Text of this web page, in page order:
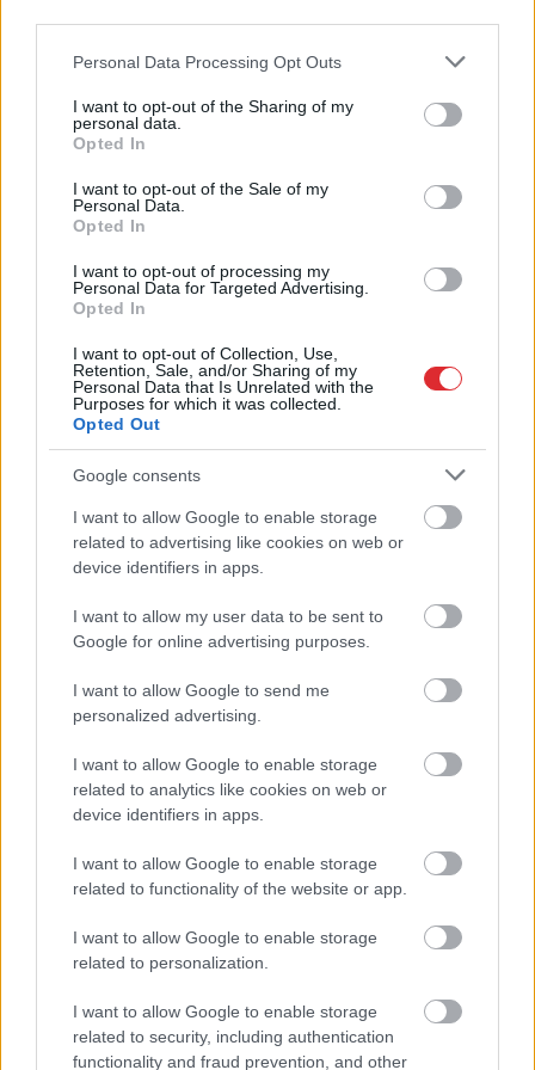
Please note that this website/app uses one or more Google
not limited to your visit or usage behaviour. You may click to
grant or deny consent to Google and its third-party tags to
use your data for below specified purposes in below Google
consent section.
Personal Data Processing Opt Outs
I want to opt-out of the Sharing of my
personal data.
Opted In
I want to opt-out of the Sale of my
Personal Data.
Opted In
I want to opt-out of processing my
Personal Data for Targeted Advertising.
Opted In
I want to opt-out of Collection, Use,
Retention, Sale, and/or Sharing of my
Personal Data that Is Unrelated with the
Purposes for which it was collected.
Opted Out
Google consents
I want to allow Google to enable storage
related to advertising like cookies on web or
device identifiers in apps.
I want to allow my user data to be sent to
Google for online advertising purposes.
I want to allow Google to send me
personalized advertising.
I want to allow Google to enable storage
related to analytics like cookies on web or
device identifiers in apps.
I want to allow Google to enable storage
related to functionality of the website or app.
I want to allow Google to enable storage
related to personalization.
I want to allow Google to enable storage
related to security, including authentication
functionality and fraud prevention, and other
superdārgu pulksteni
Lasīt citas ziņas
virtuvē, nevis uz
skatuves!” Elita
Mīlgrāve ļāvusies
negaidīti erotiskai
skatuves deja ar
Eirovīzijas zvaigzni
17.00 jūs tracina?
Numerologi izceļ četrus
dzimšanas datumus,
brīvība ir īpaši svarīga
“Es neesmu muļķe!” Elīna
Didrihsone atklāj, kā
iemācījusies sadzīvot ar
visu, kas par viņu tiek
runāts
Atcelt Ziņot